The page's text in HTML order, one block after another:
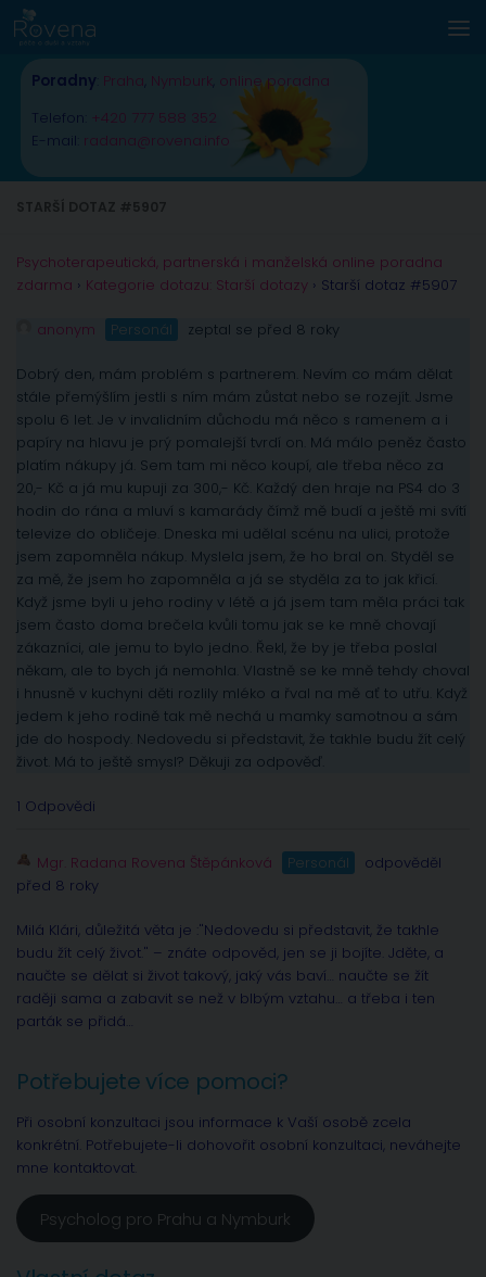
Skip to content
Poradny Praha Nymburk online poradna
Telefon: +420 777 588 352
E-mail: radana@rovena.info
Psychoterapeutická, partnerská i manželská online poradna
zdarma › Kategorie dotazu: Starší dotazy › Starší dotaz #5907
anonym Personál zeptal se před 8 roky
Dobrý den, mám problém s partnerem. Nevím co mám dělat
stále přemýšlím jestli s ním mám zůstat nebo se rozejít. Jsme
spolu 6 let. Je v invalidním důchodu má něco s ramenem a i
papíry na hlavu je prý pomalejší tvrdí on. Má málo peněz často
platím nákupy já. Sem tam mi něco koupí, ale třeba něco za
20,- Kč a já mu kupuji za 300,- Kč. Každý den hraje na PS4 do 3
hodin do rána a mluví s kamarády čímž mě budí a ještě mi svítí
televize do obličeje. Dneska mi udělal scénu na ulici, protože
jsem zapomněla nákup. Myslela jsem, že ho bral on. Styděl se
za mě, že jsem ho zapomněla a já se styděla za to jak křicí.
Když jsme byli u jeho rodiny v létě a já jsem tam měla práci tak
jsem často doma brečela kvůli tomu jak se ke mně chovají
zákazníci, ale jemu to bylo jedno. Řekl, že by je třeba poslal
někam, ale to bych já nemohla. Vlastně se ke mně tehdy choval
i hnusně v kuchyni děti rozlily mléko a řval na mě ať to utřu. Když
jedem k jeho rodině tak mě nechá u mamky samotnou a sám
jde do hospody. Nedovedu si představit, že takhle budu žít celý
život. Má to ještě smysl? Děkuji za odpověď.
1 Odpovědi
Mgr. Radana Rovena Štěpánková Personál
odpověděl
před 8 roky
Milá Klári, důležitá věta je :"Nedovedu si představit, že takhle
budu žít celý život." – znáte odpověd, jen se ji bojíte. Jděte, a
naučte se dělat si život takový, jaký vás baví… naučte se žít
raději sama a zabavit se než v blbým vztahu… a třeba i ten
parták se přidá…
Potřebujete více pomoci?
Při osobní konzultaci jsou informace k Vaší osobě zcela
konkrétní. Potřebujete-li dohovořit osobní konzultaci, neváhejte
mne kontaktovat.
Psycholog pro Prahu a Nymburk